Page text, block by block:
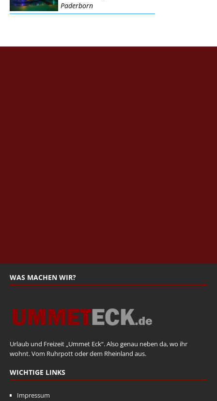
Paderborn
WAS MACHEN WIR?
Urlaub und Freizeit „Ummet Eck“. Also genau neben da, wo ihr
wohnt. Vom Ruhrpott oder dem Rheinland aus.
WICHTIGE LINKS
Impressum